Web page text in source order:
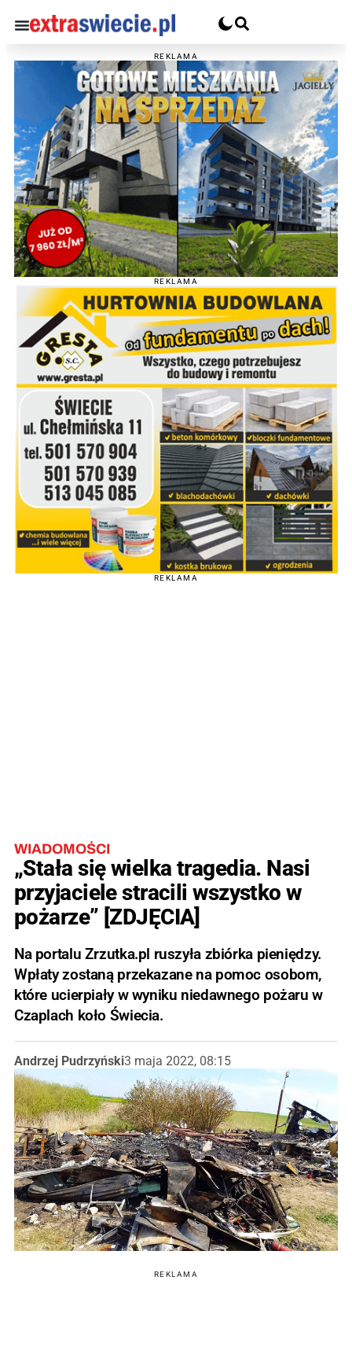
REKLAMA
REKLAMA
REKLAMA
WIADOMOŚCI
„Stała się wielka tragedia. Nasi
przyjaciele stracili wszystko w
pożarze” [ZDJĘCIA]
Na portalu Zrzutka.pl ruszyła zbiórka pieniędzy.
Wpłaty zostaną przekazane na pomoc osobom,
które ucierpiały w wyniku niedawnego pożaru w
Czaplach koło Świecia.
Andrzej Pudrzyński3 maja 2022, 08:15
REKLAMA